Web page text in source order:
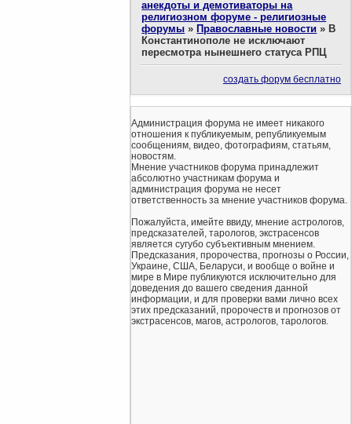
анекдоты и демотиваторы на
религиозном форуме - религиозные
форумы »Православные новости »В
Константинополе не исключают
пересмотра нынешнего статуса РПЦ
создать форум бесплатно
Администрация форума не имеет никакого
отношения к публикуемым, републикуемым
сообщениям, видео, фотографиям, статьям,
новостям.
Мнение участников форума принадлежит
абсолютно участникам форума и
администрация форума не несет
ответственность за мнение участников форума.
Пожалуйста, имейте ввиду, мнение астрологов,
предсказателей, тарологов, экстрасенсов
является сугубо субъективным мнением.
Предсказания, пророчества, прогнозы о России,
Украине, США, Беларуси, и вообще о войне и
мире в Мире публикуются исключительно для
доведения до вашего сведения данной
информации, и для проверки вами лично всех
этих предсказаний, пророчеств и прогнозов от
экстрасенсов, магов, астрологов, тарологов.